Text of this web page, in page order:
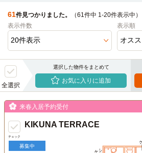
61件見つかりました。
（61件中 1-20件表示中）
表示件数
表示順
全選択
選択した物件をまとめて
お気に入りに追加
チェック
来春入居予約受付
KIKUNA TERRACE
募集中